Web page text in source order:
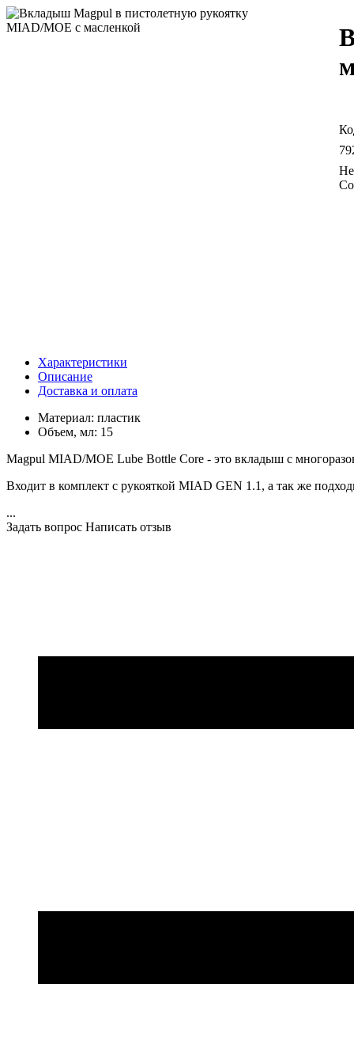
Характеристики
Описание
Доставка и оплата
Материал: пластик
Объем, мл: 15
Magpul MIAD/MOE Lube Bottle Core - это вкладыш с
Входит в комплект с рукояткой MIAD GEN 1.1, а так же
...
Задать вопрос Написать отзыв